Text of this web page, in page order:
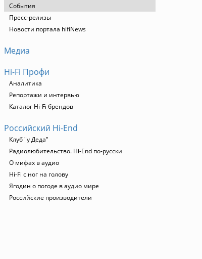
События
Пресс-релизы
Новости портала hifiNews
Медиа
Hi-Fi Профи
Аналитика
Репортажи и интервью
Каталог Hi-Fi брендов
Российский Hi-End
Клуб "у Деда"
Радиолюбительство. Hi-End по-русски
О мифах в аудио
Hi-Fi с ног на голову
Ягодин о погоде в аудио мире
Российские производители